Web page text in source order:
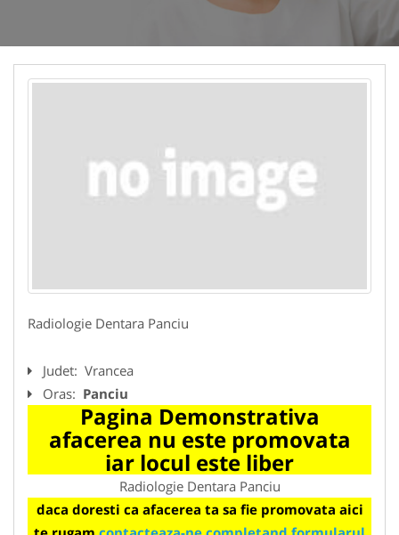
Radiologie Dentara Panciu
Judet: Vrancea
Oras: Panciu
Pagina Demonstrativa
afacerea nu este promovata
iar locul este liber
Radiologie Dentara Panciu
daca doresti ca afacerea ta sa fie promovata aici